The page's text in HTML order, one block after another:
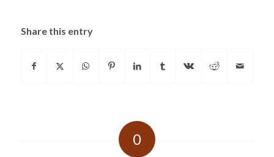
Share this entry
0